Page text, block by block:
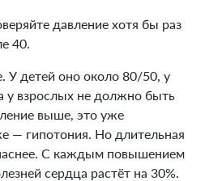
давление хотя бы раз
40.
У детей оно около 80/50, у
у взрослых не должно быть
выше, это уже
— гипотония. Но длительная
С каждым повышением
сердца растёт на 30%.